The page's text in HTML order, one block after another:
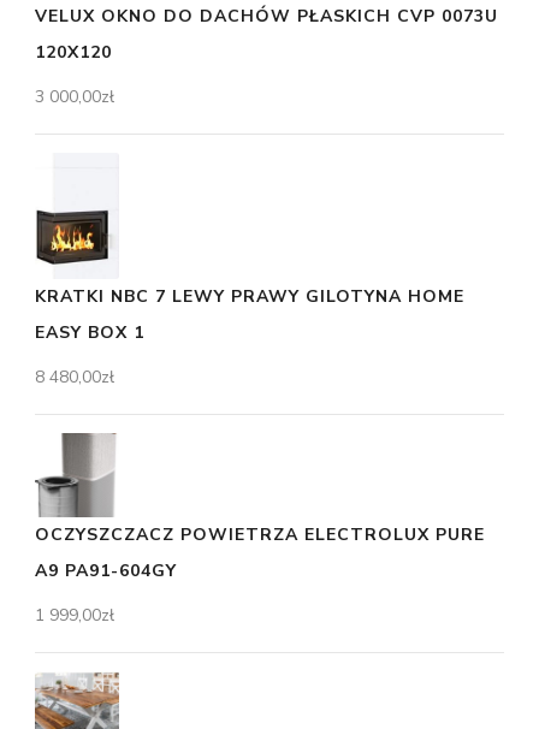
VELUX OKNO DO DACHÓW PŁASKICH CVP 0073U
120X120
3 000,00zł
KRATKI NBC 7 LEWY PRAWY GILOTYNA HOME
EASY BOX 1
8 480,00zł
OCZYSZCZACZ POWIETRZA ELECTROLUX PURE
A9 PA91-604GY
1 999,00zł